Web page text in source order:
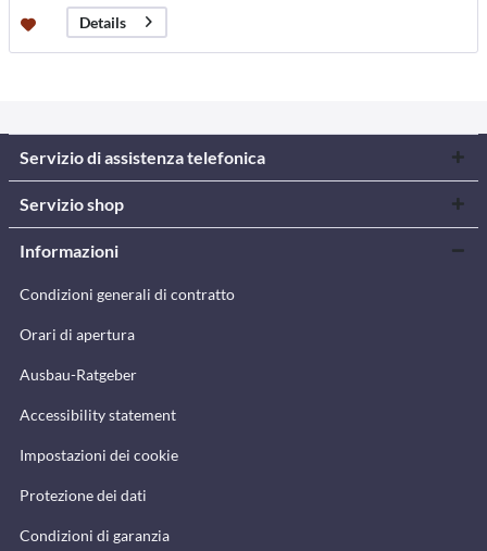
Details
Servizio di assistenza telefonica
Servizio shop
Informazioni
Condizioni generali di contratto
Orari di apertura
Ausbau-Ratgeber
Accessibility statement
Impostazioni dei cookie
Protezione dei dati
Condizioni di garanzia